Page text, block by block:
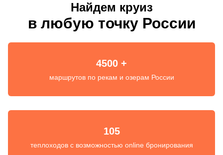
Найдем круиз
в любую точку России
4500 +
маршрутов по рекам и озерам России
105
теплоходов с возможностью online бронирования